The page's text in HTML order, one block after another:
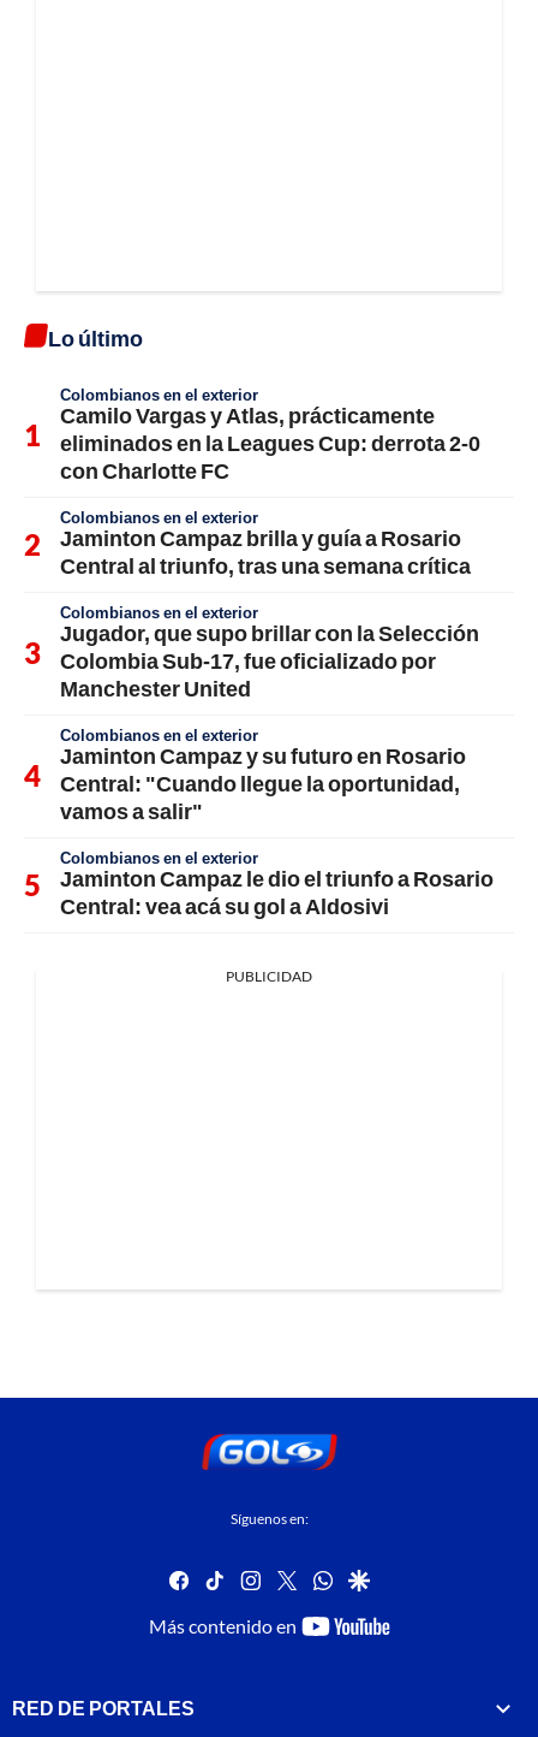
Lo último
Colombianos en el exterior
Camilo Vargas y Atlas, prácticamente
eliminados en la Leagues Cup: derrota 2-0
con Charlotte FC
Colombianos en el exterior
Jaminton Campaz brilla y guía a Rosario
Central al triunfo, tras una semana crítica
Colombianos en el exterior
Jugador, que supo brillar con la Selección
Colombia Sub-17, fue oficializado por
Manchester United
Colombianos en el exterior
Jaminton Campaz y su futuro en Rosario
Central: "Cuando llegue la oportunidad,
vamos a salir"
Colombianos en el exterior
Jaminton Campaz le dio el triunfo a Rosario
Central: vea acá su gol a Aldosivi
PUBLICIDAD
Síguenos en:
facebook
tiktok instagram
twitterwhatsapp
google
Más contenido en
youtube-
RED DE PORTALES